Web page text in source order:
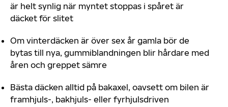
är helt synlig när myntet stoppas i spåret är
däcket för slitet
Om vinterdäcken är över sex år gamla bör de
bytas till nya, gummiblandningen blir hårdare med
åren och greppet sämre
Bästa däcken alltid på bakaxel, oavsett om bilen är
framhjuls-, bakhjuls- eller fyrhjulsdriven